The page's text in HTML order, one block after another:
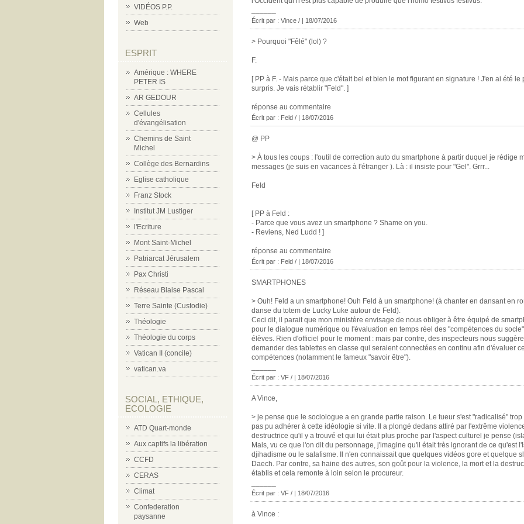
VIDÉOS P.P.
Web
ESPRIT
Amérique : WHERE
PETER IS
AR GEDOUR
Cellules
d'évangélisation
Chemins de Saint
Michel
Collège des Bernardins
Eglise catholique
Franz Stock
Institut JM Lustiger
l'Ecriture
Mont Saint-Michel
Patriarcat Jérusalem
Pax Christi
Réseau Blaise Pascal
Terre Sainte (Custodie)
Théologie
Théologie du corps
Vatican II (concile)
vatican.va
SOCIAL, ETHIQUE,
ECOLOGIE
ATD Quart-monde
Aux captifs la libération
CCFD
CERAS
Climat
Confederation
paysanne
Écrit par : Vince / | 18/07/2016
> Pourquoi "Fêlé" (lol) ?
F.
[ PP à F. - Mais parce que c'était bel et bien le mot figurant en signature ! J'en ai été le
surpris. Je vais rétablir "Feld". ]
réponse au commentaire
Écrit par : Feld / | 18/07/2016
@ PP
> À tous les coups : l'outil de correction auto du smartphone à partir duquel je rédige
messages (je suis en vacances à l'étranger ). Là : il insiste pour "Gel". Grrr...
Feld
[ PP à Feld :
- Parce que vous avez un smartphone ? Shame on you.
- Reviens, Ned Ludd ! ]
réponse au commentaire
Écrit par : Feld / | 18/07/2016
SMARTPHONES
> Ouh! Feld a un smartphone! Ouh Feld à un smartphone! (à chanter en dansant en
danse du totem de Lucky Luke autour de Feld).
Ceci dit, il parait que mon ministère envisage de nous obliger à être équipé de
pour le dialogue numérique ou l'évaluation en temps réel des "compétences du
élèves. Rien d'officiel pour le moment : mais par contre, des inspecteurs nous
demander des tablettes en classe qui seraient connectées en continu afin d'évaluer
compétences (notamment le fameux "savoir être").
Écrit par : VF / | 18/07/2016
A Vince,
> je pense que le sociologue a en grande partie raison. Le tueur s'est "radicalisé" trop
pas pu adhérer à cette idéologie si vite. Il a plongé dedans attiré par l'extrême
destructrice qu'il y a trouvé et qui lui était plus proche par l'aspect culturel je pense
Mais, vu ce que l'on dit du personnage, j'imagine qu'il était très ignorant de ce qu'est
djihadisme ou le salafisme. Il n'en connaissait que quelques vidéos gore et quelque
Daech. Par contre, sa haine des autres, son goût pour la violence, la mort et la
établis et cela remonte à loin selon le procureur.
Écrit par : VF / | 18/07/2016
à Vince :